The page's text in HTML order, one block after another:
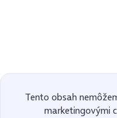
Tento obsah
marketingovými